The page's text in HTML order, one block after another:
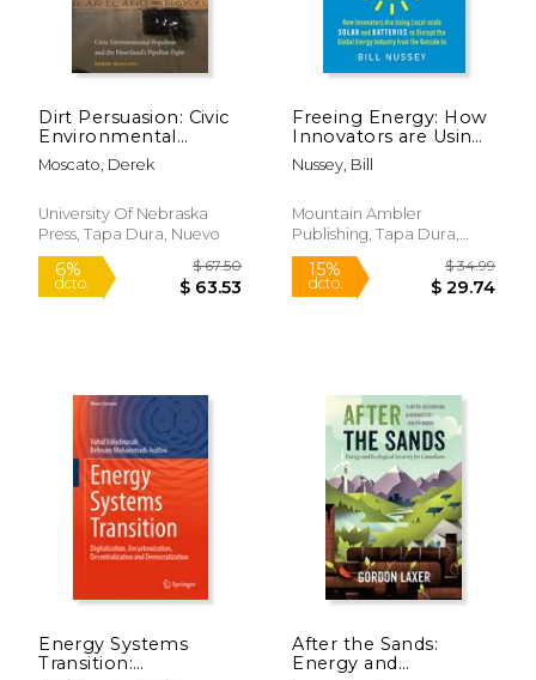
dcto. $ 25.18 dcto.
Dirt Persuasion: Civic
Environmental
Populism and the
Heartland's Pipeline
Moscato, Derek
University Of Nebraska
Press, Tapa Dura, Nuevo
Freeing Energy: How
Innovators are Using
Local-Scale Solar and
Batteries to Disrupt
Industry From the
Outside in (en Inglés)
Nussey, Bill
Mountain Ambler
Publishing, Tapa Dura,
Nuevo
Energy Systems
Transition:
After the Sands:
Energy and